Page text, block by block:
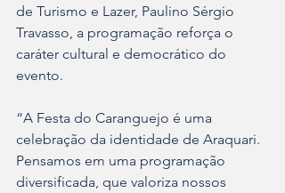
de Turismo e Lazer, Paulino Sérgio
Travasso, a programação reforça o
caráter cultural e democrático do
evento.
“A Festa do Caranguejo é uma
celebração da identidade de Araquari.
Pensamos em uma programação
diversificada, que valoriza nossos